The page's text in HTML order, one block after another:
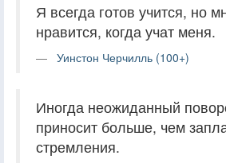
Я всегда готов учится, но
нравится, когда учат меня.
Уинстон Черчилль (100+)
Иногда неожиданный
приносит больше, чем
стремления.